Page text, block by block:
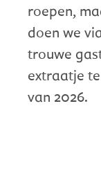
roepen,
doen we
trouwe
extraatje
van 2026.